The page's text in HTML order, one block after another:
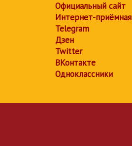
Официальный сайт
Интернет-приёмная
Telegram
Дзен
Twitter
ВКонтакте
Одноклассники